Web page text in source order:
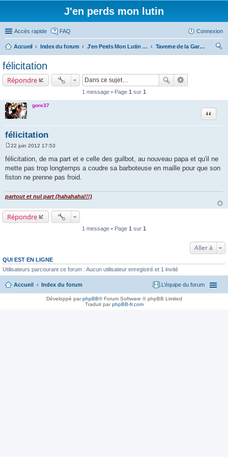
J'en perds mon lutin
Accès rapide FAQ Connexion
Accueil Index du forum J'en Perds Mon Lutin - Forum de l'association
Taverne de la Gargotte fantastique
félicitation
Répondre
1 message • Page 1 sur 1
gore37
félicitation
Citation
e
s
s
a
g
22 juin 2012 17:53
félicitation, de ma part et e celle des guilbot, au nouveau papa et qu'il ne
mette pas trop longtemps a coudre sa barboteuse en maille pour que son
fiston ne prenne pas froid.
partout et nul part (hahahaha!!!)
Répondre
1 message • Page 1 sur 1
Aller à
QUI EST EN LIGNE
Utilisateurs parcourant ce forum : Aucun utilisateur enregistré et 1 invité
Accueil Index du forum L’équipe du forum
Développé parphpBB® Forum Software © phpBB Limited
Traduit parphpBB-fr.com